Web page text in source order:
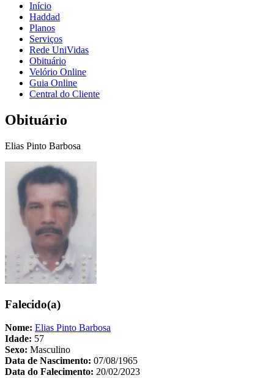
Início
Haddad
Planos
Serviços
Rede UniVidas
Obituário
Velório Online
Guia Online
Central do Cliente
Obituário
Elias Pinto Barbosa
Falecido(a)
Nome: Elias Pinto Barbosa
Idade: 57
Sexo: Masculino
Data de Nascimento: 07/08/1965
Data do Falecimento: 20/02/2023